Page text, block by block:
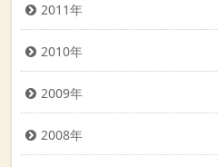
2011年
2010年
2009年
2008年